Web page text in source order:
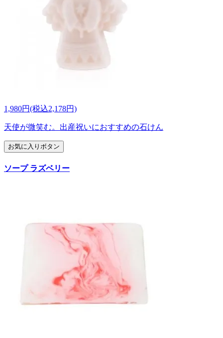
1,980円(税込2,178円)
天使が微笑む。出産祝いにおすすめの石けん
お気に入りボタン
ソープ ラズベリー